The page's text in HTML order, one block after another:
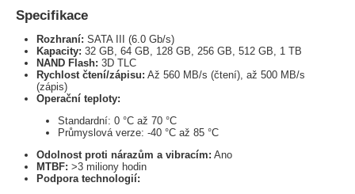
Specifikace
Rozhraní: SATA III (6.0 Gb/s)
Kapacity: 32 GB, 64 GB, 128 GB, 256 GB, 512 GB, 1 TB
NAND Flash: 3D TLC
Rychlost čtení/zápisu: Až 560 MB/s (čtení), až 500 MB/s
(zápis)
Operační teploty:
Standardní: 0 °C až 70 °C
Průmyslová verze: -40 °C až 85 °C
Odolnost proti nárazům a vibracím: Ano
MTBF: >3 miliony hodin
Podpora technologií: